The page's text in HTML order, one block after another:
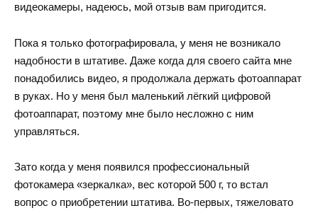
видеокамеры, надеюсь, мой отзыв вам пригодится.
Пока я только фотографировала, у меня не возникало
надобности в штативе. Даже когда для своего сайта мне
понадобились видео, я продолжала держать фотоаппарат
в руках. Но у меня был маленький лёгкий цифровой
фотоаппарат, поэтому мне было несложно с ним
управляться.
Зато когда у меня появился профессиональный
фотокамера «зеркалка», вес которой 500 г, то встал
вопрос о приобретении штатива. Во-первых, тяжеловато